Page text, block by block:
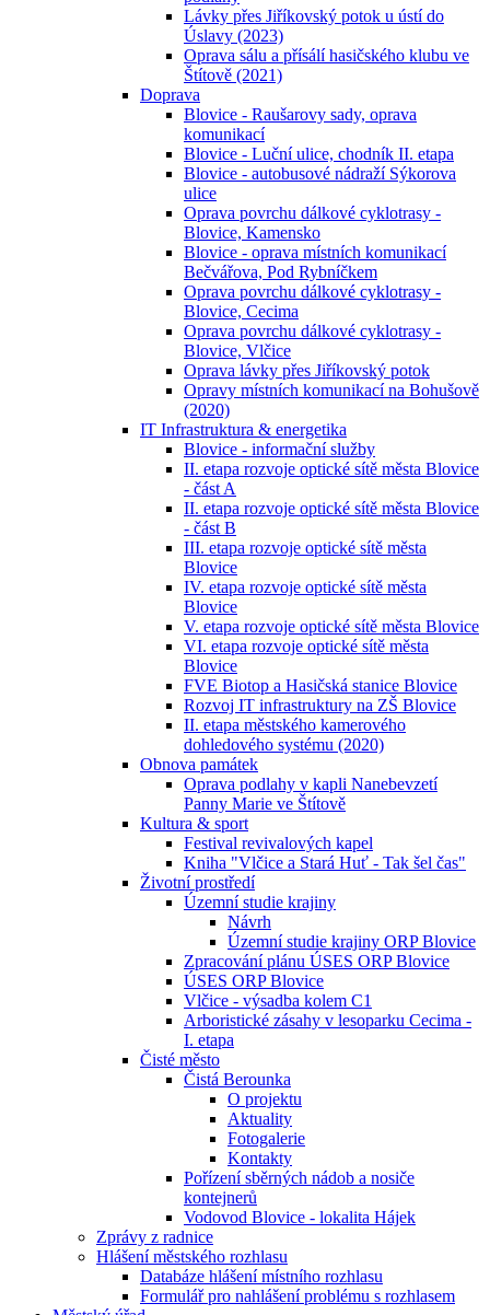
Lávky přes Jiříkovský potok u ústí do
Úslavy (2023)
Oprava sálu a přísálí hasičského klubu ve
Štítově (2021)
Doprava
Blovice - Raušarovy sady, oprava
komunikací
Blovice - Luční ulice, chodník II. etapa
Blovice - autobusové nádraží Sýkorova
ulice
Oprava povrchu dálkové cyklotrasy -
Blovice, Kamensko
Blovice - oprava místních komunikací
Bečvářova, Pod Rybníčkem
Oprava povrchu dálkové cyklotrasy -
Blovice, Cecima
Oprava povrchu dálkové cyklotrasy -
Blovice, Vlčice
Oprava lávky přes Jiříkovský potok
Opravy místních komunikací na Bohušově
(2020)
IT Infrastruktura & energetika
Blovice - informační služby
II. etapa rozvoje optické sítě města Blovice
- část A
II. etapa rozvoje optické sítě města Blovice
- část B
III. etapa rozvoje optické sítě města
Blovice
IV. etapa rozvoje optické sítě města
Blovice
V. etapa rozvoje optické sítě města Blovice
VI. etapa rozvoje optické sítě města
Blovice
FVE Biotop a Hasičská stanice Blovice
Rozvoj IT infrastruktury na ZŠ Blovice
II. etapa městského kamerového
dohledového systému (2020)
Obnova památek
Oprava podlahy v kapli Nanebevzetí
Panny Marie ve Štítově
Kultura & sport
Festival revivalových kapel
Kniha "Vlčice a Stará Huť - Tak šel čas"
Životní prostředí
Územní studie krajiny
Návrh
Územní studie krajiny ORP Blovice
Zpracování plánu ÚSES ORP Blovice
ÚSES ORP Blovice
Vlčice - výsadba kolem C1
Arboristické zásahy v lesoparku Cecima -
I. etapa
Čisté město
Čistá Berounka
O projektu
Aktuality
Fotogalerie
Kontakty
Pořízení sběrných nádob a nosiče
kontejnerů
Vodovod Blovice - lokalita Hájek
Zprávy z radnice
Hlášení městského rozhlasu
Databáze hlášení místního rozhlasu
Formulář pro nahlášení problému s rozhlasem